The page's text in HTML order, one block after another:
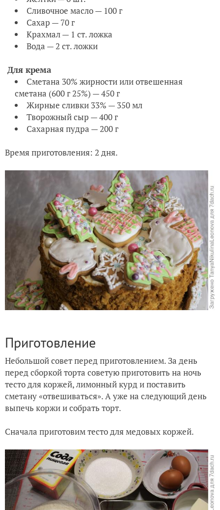
Сливочное масло — 100 г
Сахар — 70 г
Крахмал — 1 ст. ложка
Вода — 2 ст. ложки
Для крема
Сметана 30% жирности или отвешенная
сметана (600 г 25%) — 450 г
Жирные сливки 33% — 350 мл
Творожный сыр — 400 г
Сахарная пудра — 200 г
Время приготовления: 2 дня.
Приготовление
Небольшой совет перед приготовлением. За день
перед сборкой торта советую приготовить на ночь
тесто для коржей, лимонный курд и поставить
сметану «отвешиваться». А уже на следующий день
выпечь коржи и собрать торт.
Сначала приготовим тесто для медовых коржей.